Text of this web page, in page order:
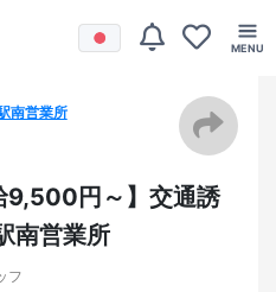
南営業所
9,500円～】交通誘
南営業所
フ